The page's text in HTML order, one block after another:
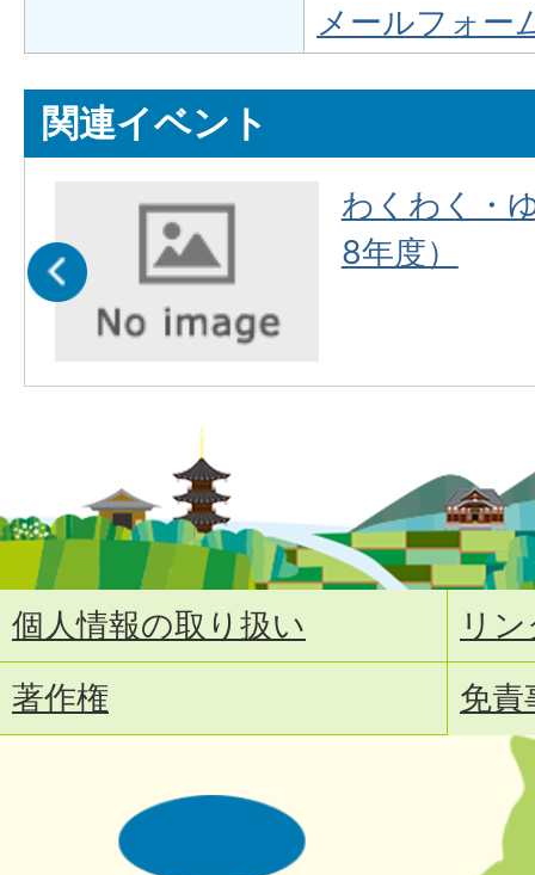
メールフォー
関連イベント
わくわく・
8年度）
個人情報の取り扱い
リ
著作権
免責